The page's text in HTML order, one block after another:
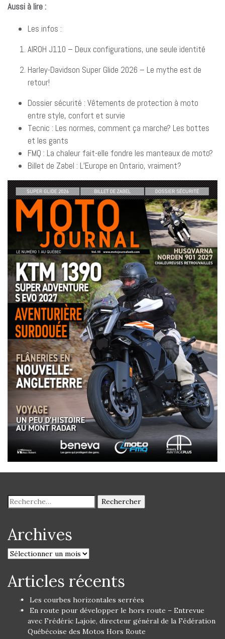
Aussi à lire :
Les infos :
AIROH J110 – Deux configurations, une seule identité
Harley-Davidson Super Glide 2026 – Le mythe est de
retour!
Dossier sécurité : Vêtements de protection à moto
entre style, confort et survie
Tecnic : Les normes, comment ça marche? Les bottes
et les gants
FMQ : La chaleur fait-elle fondre les manteaux de moto?
Billet de Zabel : L’Europe en Ontario, vraiment?
Archives
Articles récents
Les courbes horizontales serrées
En route pour développer le hors route – Entrevue
avec Frédéric Lajoie, directeur général de la Fédération
Québécoise des Motos Hors Route